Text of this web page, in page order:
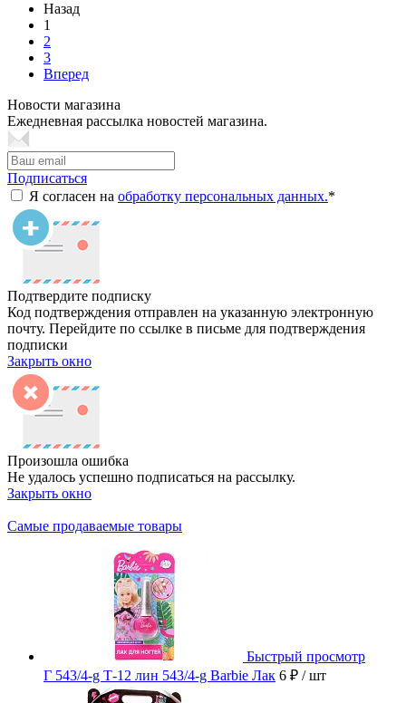
Назад
1
2
3
Вперед
Новости магазина
Ежедневная рассылка новостей магазина.
Подписаться
Я согласен на обработку персональных данных.*
Подтвердите подписку
Код подтверждения отправлен на указанную электронную
почту. Перейдите по ссылке в письме для подтверждения
подписки
Закрыть окно
Произошла ошибка
Не удалось успешно подписаться на рассылку.
Закрыть окно
Самые продаваемые товары
Быстрый просмотр
Г 543/4-g Т-12 лин 543/4-g Barbie Лак 6 ₽ / шт